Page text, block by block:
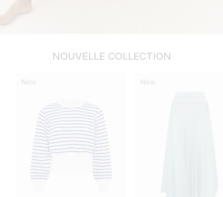
NOUVELLE COLLECTION
New New